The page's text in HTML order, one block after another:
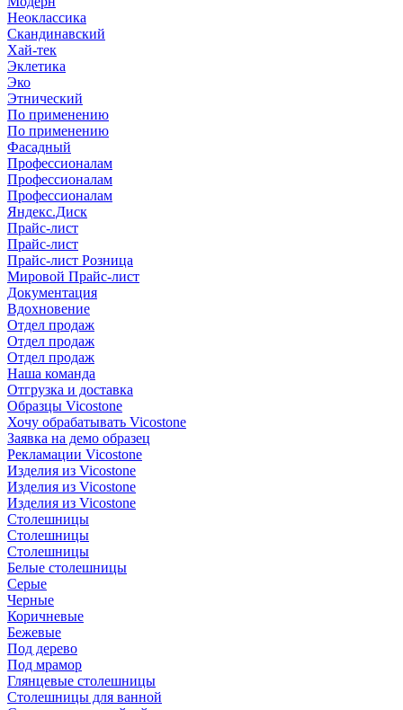
Неоклассика
Скандинавский
Хай-тек
Эклетика
Эко
Этнический
По применению
По применению
Фасадный
Профессионалам
Профессионалам
Профессионалам
Яндекс.Диск
Прайс-лист
Прайс-лист
Прайс-лист Розница
Мировой Прайс-лист
Документация
Вдохновение
Отдел продаж
Отдел продаж
Отдел продаж
Наша команда
Отгрузка и доставка
Образцы Vicostone
Хочу обрабатывать Vicostone
Заявка на демо образец
Рекламации Vicostone
Изделия из Vicostone
Изделия из Vicostone
Изделия из Vicostone
Столешницы
Столешницы
Столешницы
Белые столешницы
Серые
Черные
Коричневые
Бежевые
Под дерево
Под мрамор
Глянцевые столешницы
Столешницы для ванной